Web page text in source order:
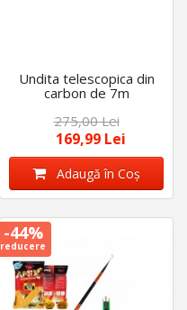
Undita telescopica din
carbon de 7m
275,00 Lei
169,99 Lei
Adaugă în Coş
-44%
reducere